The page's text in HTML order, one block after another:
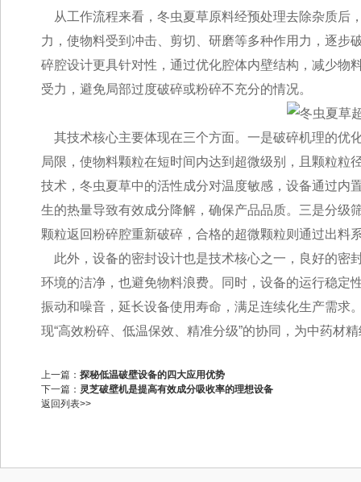
从工作流程来看，冬虫夏草原料经预处理去除杂质后
力，使物料受到冲击、剪切、研磨等多种作用力，逐步
碎腔设计更具针对性，通过优化腔体内壁结构，减少物
受力，避免局部过度破碎或粉碎不充分的情况。
其技术核心主要体现在三个方面。一是破碎机理的优
局限，使物料颗粒在短时间内达到超微级别，且颗粒粒
技术，冬虫夏草中的活性成分对温度敏感，设备通过内
生的热量导致有效成分降解，确保产品品质。三是分级
颗粒返回粉碎腔重新破碎，合格的超微颗粒则通过出料
此外，设备的密封设计也是技术核心之一，良好的密
环境的洁净，也避免物料浪费。同时，设备的运行稳定
振动和噪音，延长设备使用寿命，满足连续化生产需求
现“高效粉碎、低温保效、精准分级”的协同，为中药材
上一篇： 探秘低温破壁设备的四大应用优势
下一篇： 灵芝破壁机是提高有效成分吸收率的理想设备
返回列表>>